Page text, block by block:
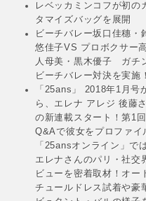
レベッカミンコフが初の
タマイズバッグを展開
ビーチバレー坂口佳穗・
悠佳子VS プロボクサー
人母美・黒木優子 ガチ
ビーチバレー対決を実施
「25ans」 2018年1月号
ら、エレナ アレジ 後藤
の新連載スタート！第1
Q&Aで彼女をプロファイ
「25ansオンライン」では
エレナさんのパリ・社交
ビューを密着取材！オー
チュールドレス試着や豪